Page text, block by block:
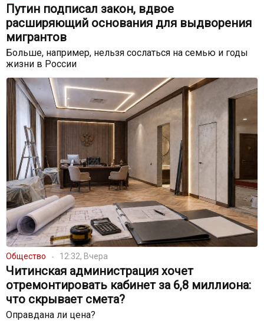
Путин подписал закон, вдвое
расширяющий основания для выдворения
мигрантов
Больше, например, нельзя сослаться на семью и годы
жизни в России
Общество 12:32, Вчера
Читинская администрация хочет
отремонтировать кабинет за 6,8 миллиона:
что скрывает смета?
Оправдана ли цена?